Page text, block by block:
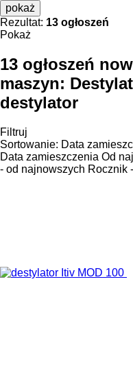
pokaż
Rezultat: 13 ogłoszeń
Pokaż
13 ogłoszeń
maszyn:
destylator
Filtruj
Sortowanie: Data
Data zamieszczenia Od
- od najnowszych Rocznik